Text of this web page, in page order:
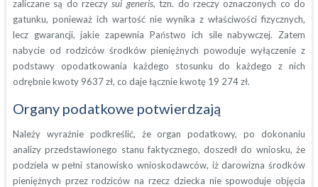
zaliczane są do rzeczysui generis, tzn. do rzeczy oznaczonych co do
gatunku, ponieważ ich wartość nie wynika z właściwości fizycznych,
lecz gwarancji, jakie zapewnia Państwo ich sile nabywczej. Zatem
nabycie od rodziców środków pieniężnych powoduje wyłączenie z
podstawy opodatkowania każdego stosunku do każdego z nich
odrębnie kwoty 9637 zł, co daje łącznie kwotę 19 274 zł.
Organy podatkowe potwierdzają
Należy wyraźnie podkreślić, że organ podatkowy, po dokonaniu
analizy przedstawionego stanu faktycznego, doszedł do wniosku, że
podziela w pełni stanowisko wnioskodawców, iż darowizna środków
pieniężnych przez rodziców na rzecz dziecka nie spowoduje objęcia